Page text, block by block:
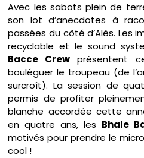
Avec les sabots plein de
son lot d’anecdotes à
passées du côté d’Alès. Les
recyclable et le sound
Bacce Crew présentent
bouléguer le troupeau (de
surcroît). La session de
permis de profiter
blanche accordée cette
en quatre ans, les Bhale
motivés pour prendre le
cool !